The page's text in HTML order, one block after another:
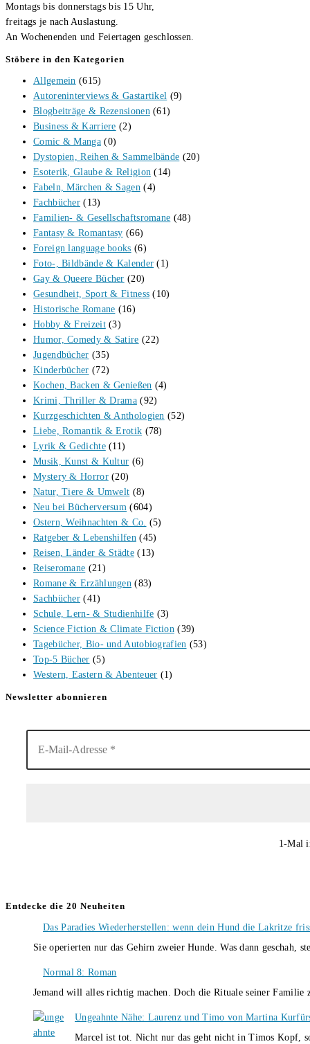
Montags bis donnerstags bis 15 Uhr,
freitags je nach Auslastung.
An Wochenenden und Feiertagen geschlossen.
Stöbere in den Kategorien
Allgemein (615)
Autoreninterviews & Gastartikel (9)
Blogbeiträge & Rezensionen (61)
Business & Karriere (2)
Comic & Manga (0)
Dystopien, Reihen & Sammelbände (20)
Esoterik, Glaube & Religion (14)
Fabeln, Märchen & Sagen (4)
Fachbücher (13)
Familien- & Gesellschaftsromane (48)
Fantasy & Romantasy (66)
Foreign language books (6)
Foto-, Bildbände & Kalender (1)
Gay & Queere Bücher (20)
Gesundheit, Sport & Fitness (10)
Historische Romane (16)
Hobby & Freizeit (3)
Humor, Comedy & Satire (22)
Jugendbücher (35)
Kinderbücher (72)
Kochen, Backen & Genießen (4)
Krimi, Thriller & Drama (92)
Kurzgeschichten & Anthologien (52)
Liebe, Romantik & Erotik (78)
Lyrik & Gedichte (11)
Musik, Kunst & Kultur (6)
Mystery & Horror (20)
Natur, Tiere & Umwelt (8)
Neu bei Bücherversum (604)
Ostern, Weihnachten & Co. (5)
Ratgeber & Lebenshilfen (45)
Reisen, Länder & Städte (13)
Reiseromane (21)
Romane & Erzählungen (83)
Sachbücher (41)
Schule, Lern- & Studienhilfe (3)
Science Fiction & Climate Fiction (39)
Tagebücher, Bio- und Autobiografien (53)
Top-5 Bücher (5)
Western, Eastern & Abenteuer (1)
Newsletter abonnieren
1-Mal
Entdecke die 20 Neuheiten
Das Paradies Wiederherstellen: wenn dein Hund die Lakritze
Sie operierten nur das Gehirn zweier Hunde. Was dann
Normal 8: Roman
Jemand will alles richtig machen. Doch die Rituale seiner
Ungeahnte Nähe: Laurenz und Timo von Martina
Marcel ist tot. Nicht nur das geht nicht in Timos Kopf,